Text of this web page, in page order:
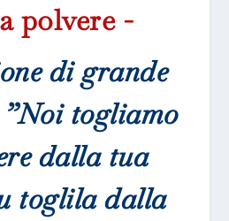
polvere -
di grande
togliamo
dalla tua
toglila dalla